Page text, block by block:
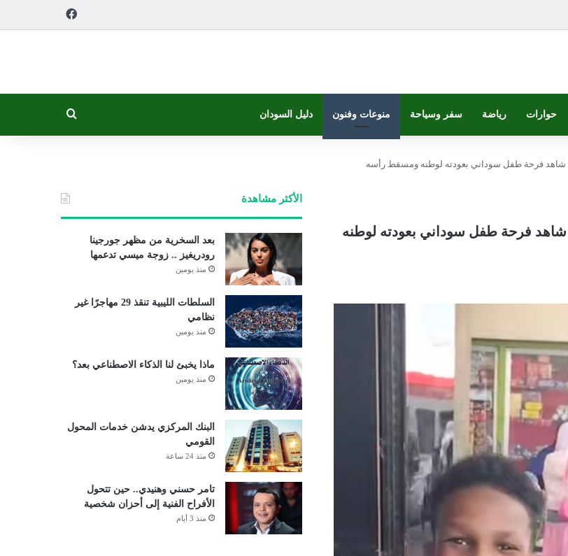
حوارات رياضة سفر وسياحة منوعات وفنون دليل السودان
شاهد فرحة طفل سوداني بعودته لوطنه ومسقط رأسه
فرحة طفل سوداني بعودته لوطنه
الأكثر مشاهدة
بعد السخرية من مظهر جورجينا
رودريغيز .. زوجة ميسي تدعمها
منذ يومين
السلطات الليبية تنقذ 29 مهاجرًا غير
نظامي
منذ يومين
ماذا يخبئ لنا الذكاء الاصطناعي بعد؟
منذ يومين
البنك المركزي يدشن خدمات المحول
القومي
منذ 24 ساعة
تامر حسني وهنيدي.. حين تتحول
الأفراح الفنية إلى أحزان شخصية
منذ 3 أيام